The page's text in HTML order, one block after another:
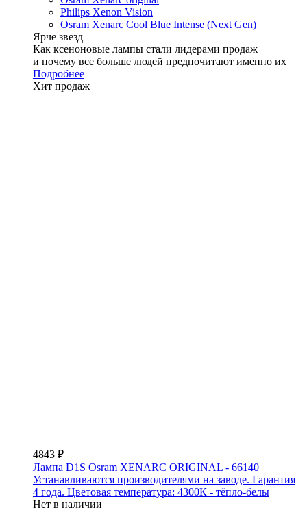
Philips Xenon Vision
Osram Xenarc Cool Blue Intense (Next Gen)
Ярче звезд
Как ксеноновые лампы стали лидерами продаж
и почему все больше людей предпочитают именно их
Подробнее
Хит продаж
4843 ₽
Лампа D1S Osram XENARC ORIGINAL - 66140
Устанавливаются производителями на заводе. Гарантия
4 года. Цветовая температура: 4300К - тёпло-белы
Нет в наличии